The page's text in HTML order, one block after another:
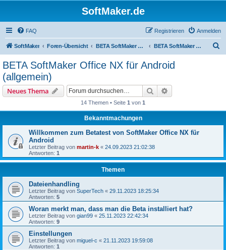
SoftMaker.de
FAQ Anmelden
Registrieren
SoftMaker Foren-Übersicht BETA SoftMaker Office NX für Android BETA SoftMaker Office NX für Android (allgemein)
BETA SoftMaker Office NX für Android
(allgemein)
Neues Thema Suche
14 Themen • Seite 1 von 1
Bekanntmachungen
Willkommen zum Betatest von SoftMaker Office NX für
Android
Letzter Beitrag von martin-k « 24.09.2023 21:02:38
Antworten: 1
Themen
Dateienhandling
Letzter Beitrag von SuperTech « 29.11.2023 18:25:34
Antworten: 5
Woran merkt man, dass man die Beta installiert hat?
Letzter Beitrag von gian99 « 25.11.2023 22:42:34
Antworten: 9
Einstellungen
Letzter Beitrag von miguel-c « 21.11.2023 19:59:08
Antworten: 1